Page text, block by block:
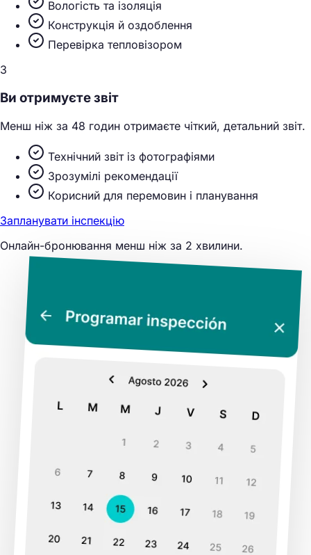
Вологість та ізоляція
Конструкція й оздоблення
Перевірка тепловізором
3
Ви отримуєте звіт
Менш ніж за 48 годин отримаєте чіткий, детальний звіт.
Технічний звіт із фотографіями
Зрозумілі рекомендації
Корисний для перемовин і планування
Запланувати інспекцію
Онлайн-бронювання менш ніж за 2 хвилини.